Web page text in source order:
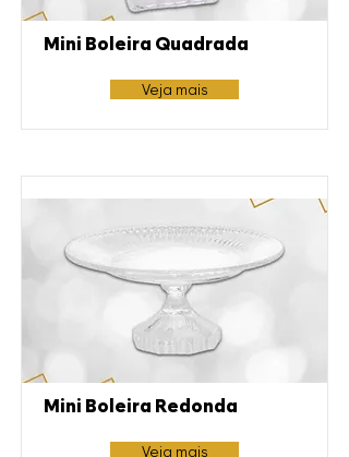
Mini Boleira Quadrada
Veja mais
Mini Boleira Redonda
Veja mais